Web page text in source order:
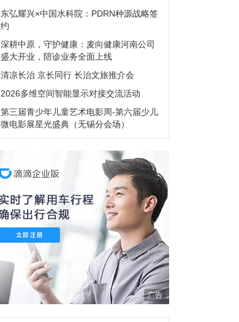
东弘耀兴×中国水科院：PDRN种源战略签
约
深耕中原，守护健康：麦向健康河南公司
盛大开业，陪诊业务全面上线
清凉长治 京长同行 长治文旅推介会
2026多维空间智能显示对接交流活动
第三届青少年儿童艺术电影周-第六届少儿
微电影展星光盛典（无锡分会场）
广告